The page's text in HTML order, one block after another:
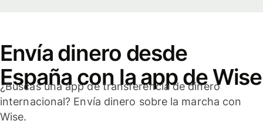
Envía dinero desde
España con la app de Wise
¿Buscas una app de transferencia de dinero
internacional? Envía dinero sobre la marcha con
Wise.